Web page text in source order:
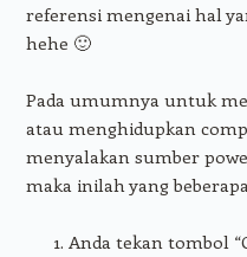
referensi mengenai hal
hehe 🙂
Pada umumnya untuk
atau menghidupkan
menyalakan sumber
maka inilah yang
Anda tekan tombol